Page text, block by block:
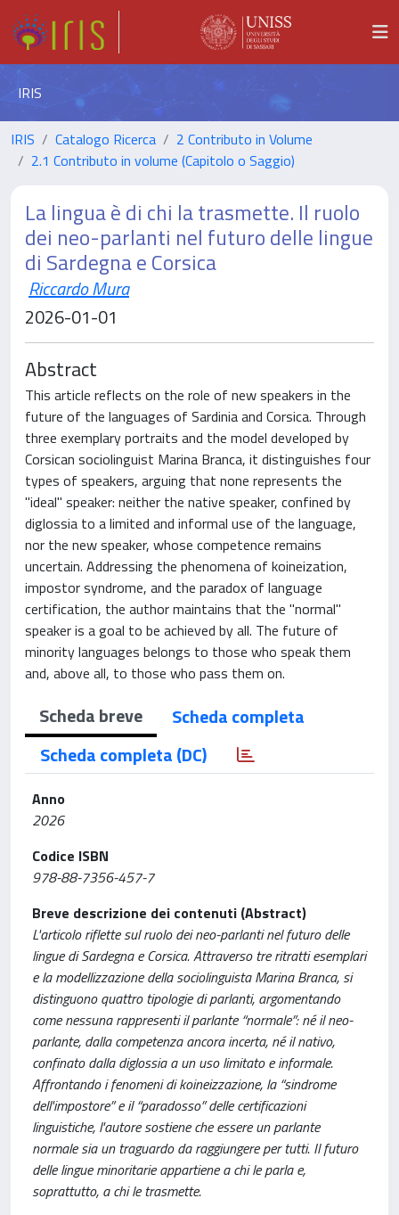
IRIS
IRIS Catalogo Ricerca
2 Contributo in Volume
2.1 Contributo in volume (Capitolo o Saggio)
La lingua è di chi la trasmette. Il ruolo
dei neo-parlanti nel futuro delle lingue
di Sardegna e Corsica
Riccardo Mura
2026-01-01
Abstract
This article reflects on the role of new speakers in the
future of the languages of Sardinia and Corsica. Through
three exemplary portraits and the model developed by
Corsican sociolinguist Marina Branca, it distinguishes four
types of speakers, arguing that none represents the
"ideal" speaker: neither the native speaker, confined by
diglossia to a limited and informal use of the language,
nor the new speaker, whose competence remains
uncertain. Addressing the phenomena of koineization,
impostor syndrome, and the paradox of language
certification, the author maintains that the "normal"
speaker is a goal to be achieved by all. The future of
minority languages belongs to those who speak them
and, above all, to those who pass them on.
Scheda breve
Scheda completa
Scheda completa (DC)
Anno
2026
Codice ISBN
978-88-7356-457-7
Breve descrizione dei contenuti (Abstract)
L'articolo riflette sul ruolo dei neo-parlanti nel futuro delle
lingue di Sardegna e Corsica. Attraverso tre ritratti esemplari
e la modellizzazione della sociolinguista Marina Branca, si
distinguono quattro tipologie di parlanti, argomentando
come nessuna rappresenti il parlante “normale”: né il neo-
parlante, dalla competenza ancora incerta, né il nativo,
confinato dalla diglossia a un uso limitato e informale.
Affrontando i fenomeni di koineizzazione, la “sindrome
dell'impostore” e il “paradosso” delle certificazioni
linguistiche, l'autore sostiene che essere un parlante
normale sia un traguardo da raggiungere per tutti. Il futuro
delle lingue minoritarie appartiene a chi le parla e,
soprattutto, a chi le trasmette.